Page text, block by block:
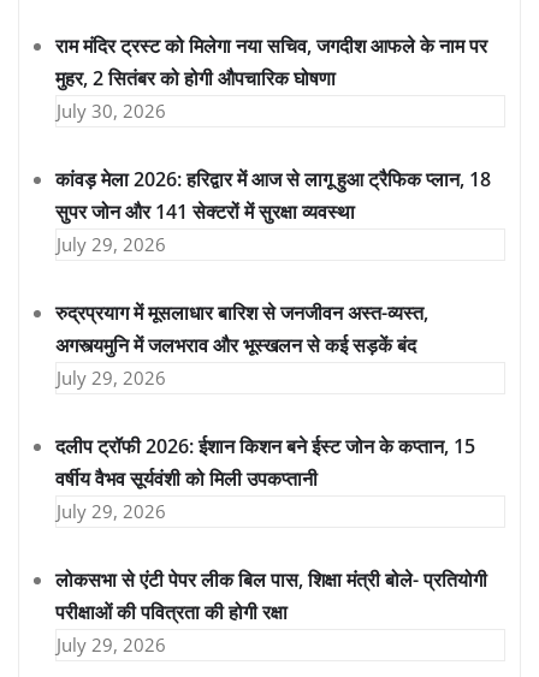
राम मंदिर ट्रस्ट को मिलेगा नया सचिव, जगदीश आफले के नाम पर
मुहर, 2 सितंबर को होगी औपचारिक घोषणा
July 30, 2026
कांवड़ मेला 2026: हरिद्वार में आज से लागू हुआ ट्रैफिक प्लान, 18
सुपर जोन और 141 सेक्टरों में सुरक्षा व्यवस्था
July 29, 2026
रुद्रप्रयाग में मूसलाधार बारिश से जनजीवन अस्त-व्यस्त,
अगस्त्यमुनि में जलभराव और भूस्खलन से कई सड़कें बंद
July 29, 2026
दलीप ट्रॉफी 2026: ईशान किशन बने ईस्ट जोन के कप्तान, 15
वर्षीय वैभव सूर्यवंशी को मिली उपकप्तानी
July 29, 2026
लोकसभा से एंटी पेपर लीक बिल पास, शिक्षा मंत्री बोले- प्रतियोगी
परीक्षाओं की पवित्रता की होगी रक्षा
July 29, 2026